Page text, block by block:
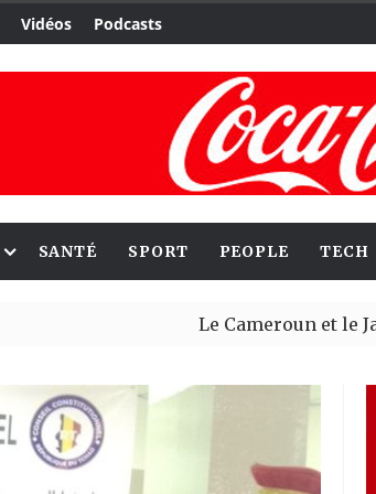
Vidéos Podcasts
SANTÉ SPORT PEOPLE TECH
Le Cameroun et le Japon